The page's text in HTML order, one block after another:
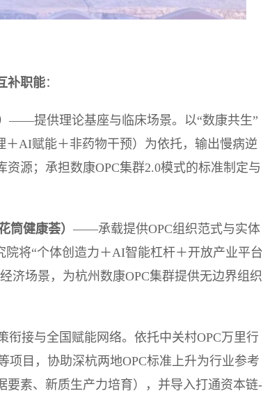
补职能：
——提供理论基座与临床场景。以“数康共生”
AI赋能＋非药物干预）为依托，输出慢病逆
源；承担数康OPC集群2.0模式的标准制定与
筒健康荟） ——承载提供OPC组织范式与实体
院将“个体创造力＋AI智能杠杆＋开放产业平台
济场景，为杭州数康OPC集群提供无边界组织
接与全国赋能网络。依托中关村OPC万里行
项目，协助深杭两地OPC标准上升为行业参考
素、新质生产力培育），并导入打通资本链-